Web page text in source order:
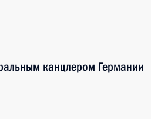
канцлером Германии